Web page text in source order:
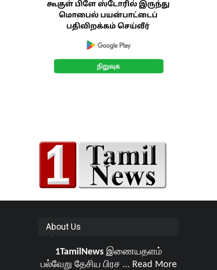
About Us
1TamilNewsஇணையதளம்
பல்வேறு தேசிய பிரச ... Read More